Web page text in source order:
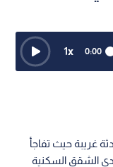
0:00
1x
غريبة حيث تفاجأ
الشقق السكنية